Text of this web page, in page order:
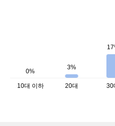
0%
3%
10대 이하 20대 30